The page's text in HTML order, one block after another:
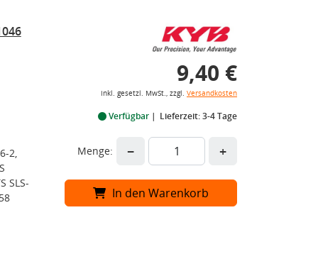
2,
SLS-
9,40 €
inkl. gesetzl. MwSt., zzgl. Versandkosten
Verfügbar Lieferzeit: 3-4 Tage
Menge: − +
In den Warenkorb